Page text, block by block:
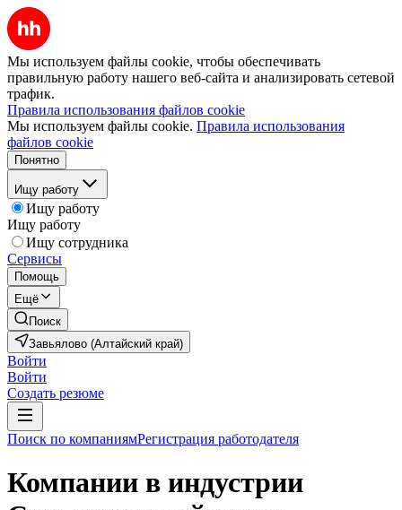
Мы используем файлы cookie, чтобы обеспечивать
правильную работу нашего веб-сайта и анализировать сетевой
трафик.
Правила использования файлов cookie
Мы используем файлы cookie. Правила использования
файлов cookie
Понятно
Ищу работу
Ищу работу
Ищу работу
Ищу сотрудника
Сервисы
Помощь
Ещё
Поиск
Завьялово (Алтайский край)
Войти
Войти
Создать резюме
Поиск по компаниямРегистрация работодателя
Компании в индустрии